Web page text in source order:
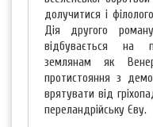
долучитися і
Дія другого
відбувається на
землянам як
протистояння з
врятувати від
переландрійську Єву.